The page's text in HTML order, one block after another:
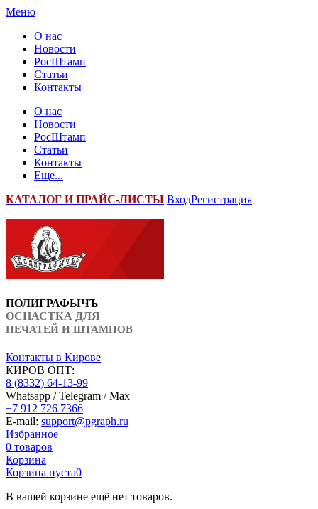
Меню
О нас
Новости
РосШтамп
Статьи
Контакты
О нас
Новости
РосШтамп
Статьи
Контакты
Еще...
КАТАЛОГ И ПРАЙС-ЛИСТЫ ВходРегистрация
ПОЛИГРАФЫЧЪ
ОСНАСТКА ДЛЯ
ПЕЧАТЕЙ И ШТАМПОВ
Контакты в Кирове
КИРОВ ОПТ:
8 (8332) 64-13-99
Whatsapp / Telegram / Max
+7 912 726 7366
E-mail: support@pgraph.ru
Избранное
0 товаров
Корзина
Корзина пуста0
В вашей корзине ещё нет товаров.